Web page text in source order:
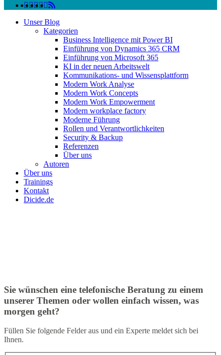
twitter
facebook
linkedinyoutube
RSS
instagram
spotify
vk
Close
Unser Blog
Kategorien
Business Intelligence mit Power BI
Einführung von Dynamics 365 CRM
Einführung von Microsoft 365
KI in der neuen Arbeitswelt
Kommunikations- und Wissensplattform
Modern Work Analyse
Modern Work Concepts
Modern Work Empowerment
Modern workplace factory
Moderne Führung
Rollen und Verantwortlichkeiten
Security & Backup
Referenzen
Über uns
Autoren
Über uns
Trainings
Kontakt
Dicide.de
Sie wünschen eine telefonische Beratung zu einem
unserer Themen oder wollen einfach wissen, was
morgen geht?
Füllen Sie folgende Felder aus und ein Experte meldet sich bei
Ihnen.